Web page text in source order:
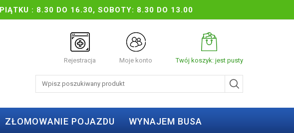
: 8.30 DO 16.30, SOBOTY: 8.30 DO 13.00
Rejestracja Moje konto Twój koszyk: jest pusty
ZŁOMOWANIE POJAZDU WYNAJEM BUSA